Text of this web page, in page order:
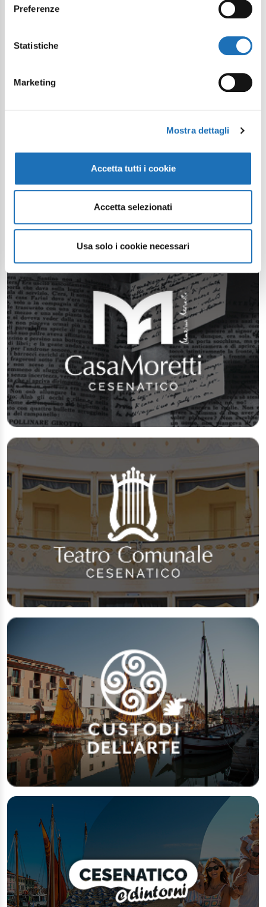
Preferenze
Statistiche
Marketing
Mostra dettagli
Accetta tutti i cookie
Accetta selezionati
Usa solo i cookie necessari